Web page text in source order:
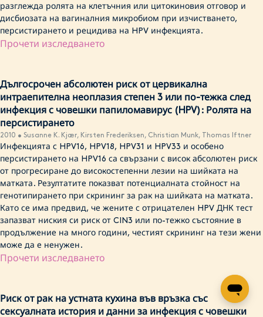
разглежда ролята на клетъчния или цитокиновия отговор и
дисбиозата на вагиналния микробиом при изчистването,
персистирането и рецидива на HPV инфекцията.
Прочети изследването
Дългосрочен абсолютен риск от цервикална
интраепителна неоплазия степен 3 или по-тежка след
инфекция с човешки папиломавирус (HPV): Ролята на
персистирането
2010 • Susanne K. Kjær, Kirsten Frederiksen, Christian Munk, Thomas Iftner
Инфекцията с HPV16, HPV18, HPV31 и HPV33 и особено
персистирането на HPV16 са свързани с висок абсолютен риск
от прогресиране до високостепенни лезии на шийката на
матката. Резултатите показват потенциалната стойност на
генотипирането при скрининг за рак на шийката на матката.
Като се има предвид, че жените с отрицателен HPV ДНК тест
запазват ниския си риск от CIN3 или по-тежко състояние в
продължение на много години, честият скрининг на тези жени
може да е ненужен.
Прочети изследването
Риск от рак на устната кухина във връзка със
сексуалната история и данни за инфекция с човешки